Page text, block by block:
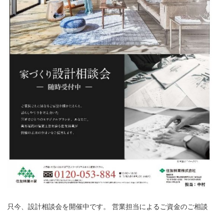
只今、設計相談会を開催中です。 営業担当によるご資金のご相談